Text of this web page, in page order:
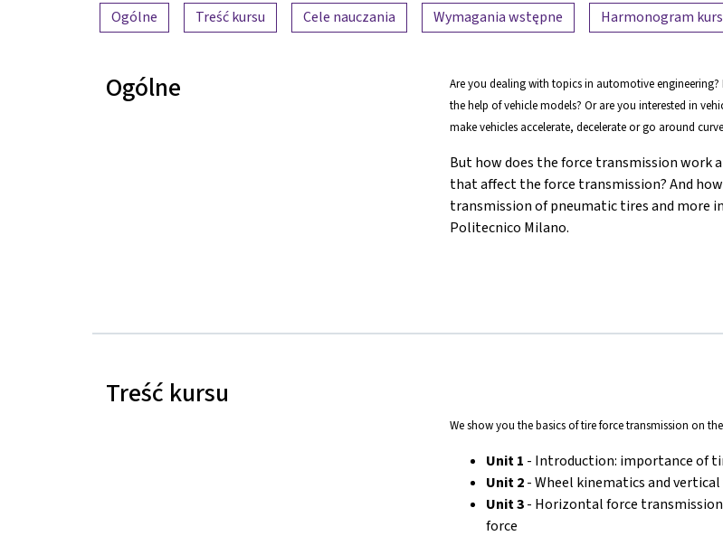
Przegląd treści
Ogólne Treść kursu Cele nauczania Wymagania wstępne Harmonogram
Ogólne
Are you dealing with topics in automotive
the help of vehicle models? Or are you interested in
make vehicles accelerate, decelerate or go around
But how does the force transmission work
that affect the force transmission? And
transmission of pneumatic tires and more
Politecnico Milano.
Treść kursu
We show you the basics of tire force transmission on
Unit 1 - Introduction: importance of
Unit 2- Wheel kinematics and
Unit 3- Horizontal force
force